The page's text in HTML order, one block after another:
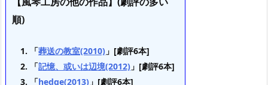
順)
「葬送の教室(2010) 」[劇評6本]
「記憶、或いは辺境(2012) 」[劇評6本]
「hedge(2013) 」[劇評6本]